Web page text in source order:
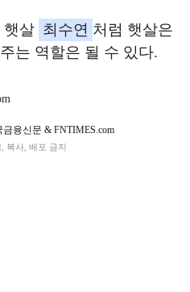
햇살 최수연 처럼 햇살은
는 역할은 될 수 있다.
융신문 & FNTIMES.com
복사, 배포 금지